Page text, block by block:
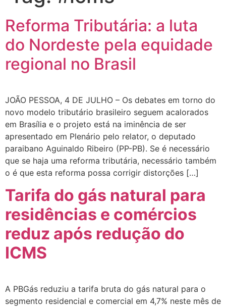
Reforma Tributária: a luta
do Nordeste pela equidade
regional no Brasil
JOÃO PESSOA, 4 DE JULHO – Os debates em torno do
novo modelo tributário brasileiro seguem acalorados
em Brasília e o projeto está na iminência de ser
apresentado em Plenário pelo relator, o deputado
paraibano Aguinaldo Ribeiro (PP-PB). Se é necessário
que se haja uma reforma tributária, necessário também
o é que esta reforma possa corrigir distorções […]
Tarifa do gás natural para
residências e comércios
reduz após redução do
ICMS
A PBGás reduziu a tarifa bruta do gás natural para o
segmento residencial e comercial em 4,7% neste mês de